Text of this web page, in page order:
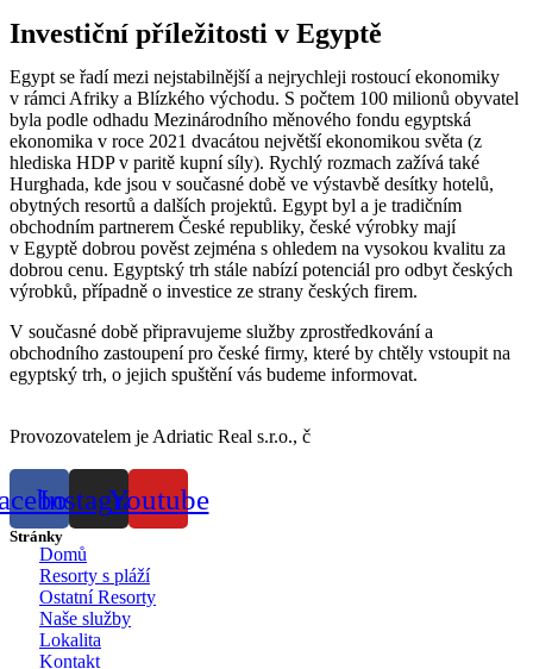
Investiční příležitosti v Egyptě
Egypt se řadí mezi nejstabilnější a nejrychleji rostoucí ekonomiky
v rámci Afriky a Blízkého východu. S počtem 100 milionů obyvatel
byla podle odhadu Mezinárodního měnového fondu egyptská
ekonomika v roce 2021 dvacátou největší ekonomikou světa (z
hlediska HDP v paritě kupní síly). Rychlý rozmach zažívá také
Hurghada, kde jsou v současné době ve výstavbě desítky hotelů,
obytných resortů a dalších projektů. Egypt byl a je tradičním
obchodním partnerem České republiky, české výrobky mají
v Egyptě dobrou pověst zejména s ohledem na vysokou kvalitu za
dobrou cenu. Egyptský trh stále nabízí potenciál pro odbyt českých
výrobků, případně o investice ze strany českých firem.
V současné době připravujeme služby zprostředkování a
obchodního zastoupení pro české firmy, které by chtěly vstoupit na
egyptský trh, o jejich spuštění vás budeme informovat.
Provozovatelem je Adriatic Real s.r.o., č
InstagramYoutube
Stránky
Domů
Resorty s pláží
Ostatní Resorty
Naše služby
Lokalita
Kontakt